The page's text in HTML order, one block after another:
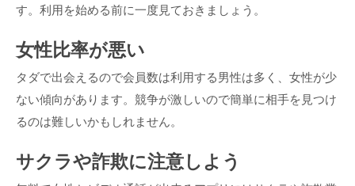
す。利用を始める前に一度見ておきましょう。
女性比率が悪い
タダで出会えるので会員数は利用する男性は多く、女性が少
ない傾向があります。競争が激しいので簡単に相手を見つけ
るのは難しいかもしれません。
サクラや詐欺に注意しよう